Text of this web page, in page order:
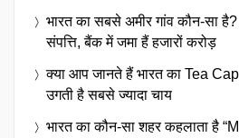
भारत का सबसे अमीर गांव कौन-सा
संपत्ति, बैंक में जमा हैं हजारों करोड़
क्या आप जानते हैं भारत का Tea
उगती है सबसे ज्यादा चाय
भारत का कौन-सा शहर कहलाता है